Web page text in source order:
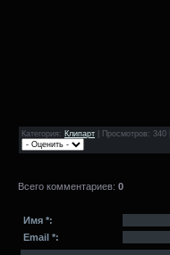
Категория : Клипарт Просмотров: 340 |
Всего комментариев: 0
Имя *:
Email *: